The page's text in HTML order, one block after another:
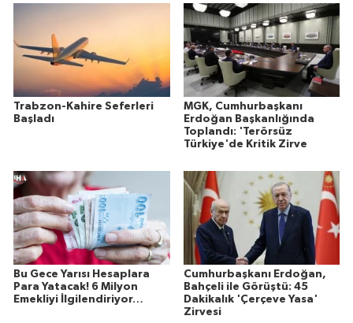
Trabzon-Kahire Seferleri
Başladı
MGK, Cumhurbaşkanı
Erdoğan Başkanlığında
Toplandı: 'Terörsüz
Türkiye'de Kritik Zirve
Bu Gece Yarısı Hesaplara
Para Yatacak! 6 Milyon
Emekliyi İlgilendiriyor…
Cumhurbaşkanı Erdoğan,
Bahçeli ile Görüştü: 45
Dakikalık 'Çerçeve Yasa'
Zirvesi